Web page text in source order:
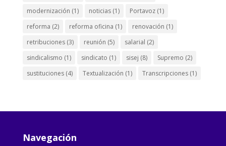
modernización (1) noticias(1) Portavoz(1)
reforma (2) reforma oficina (1) renovación (1)
retribuciones(3) reunión (5) salarial (2)
sindicalismo (1) sindicato (1) sisej (8) Supremo (2)
sustituciones(4) Textualización (1) Transcripciones(1)
Navegación